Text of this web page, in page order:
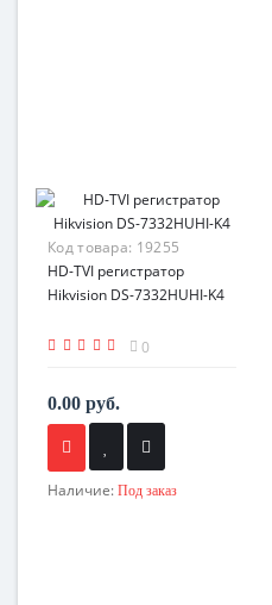
Код товара: 19255
HD-TVI регистратор
Hikvision DS-7332HUHI-K4
0
0.00 руб.
Наличие: Под заказ